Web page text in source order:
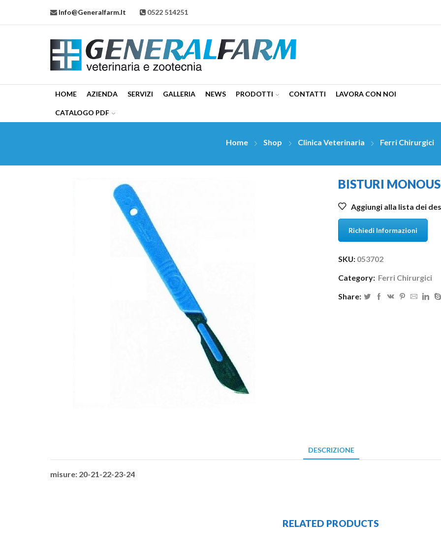
Info@generalfarm.it 0522 514251
HOME AZIENDA SERVIZI GALLERIA NEWS PRODOTTI CONTATTI LAVORA CON NOI
CATALOGO PDF
Home Shop Clinica Veterinaria Ferri Chirurgici
BISTURI
Aggiungi alla lista dei
Richiedi Informazioni
SKU: 053702
Category: Ferri Chirurgici
Share:
DESCRIZIONE
misure: 20-21-22-23-24
RELATED PRODUCTS